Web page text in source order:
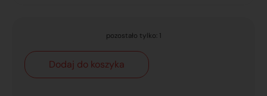
pozostało tylko: 1
Dodaj do koszyka